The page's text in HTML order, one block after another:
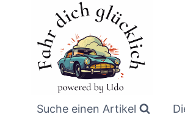
springen
Suche einen Artikel